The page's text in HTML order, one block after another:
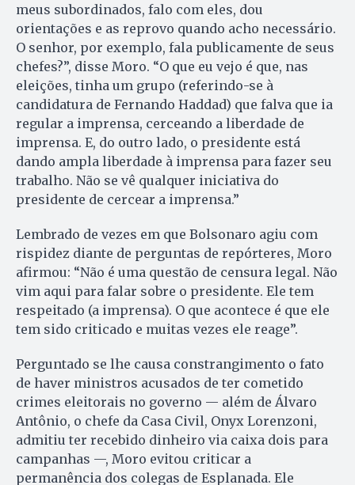
meus subordinados, falo com eles, dou
orientações e as reprovo quando acho necessário.
O senhor, por exemplo, fala publicamente de seus
chefes?”, disse Moro. “O que eu vejo é que, nas
eleições, tinha um grupo (referindo-se à
candidatura de Fernando Haddad) que falva que ia
regular a imprensa, cerceando a liberdade de
imprensa. E, do outro lado, o presidente está
dando ampla liberdade à imprensa para fazer seu
trabalho. Não se vê qualquer iniciativa do
presidente de cercear a imprensa.”
Lembrado de vezes em que Bolsonaro agiu com
rispidez diante de perguntas de repórteres, Moro
afirmou: “Não é uma questão de censura legal. Não
vim aqui para falar sobre o presidente. Ele tem
respeitado (a imprensa). O que acontece é que ele
tem sido criticado e muitas vezes ele reage”.
Perguntado se lhe causa constrangimento o fato
de haver ministros acusados de ter cometido
crimes eleitorais no governo — além de Álvaro
Antônio, o chefe da Casa Civil, Onyx Lorenzoni,
admitiu ter recebido dinheiro via caixa dois para
campanhas —, Moro evitou criticar a
permanência dos colegas de Esplanada. Ele